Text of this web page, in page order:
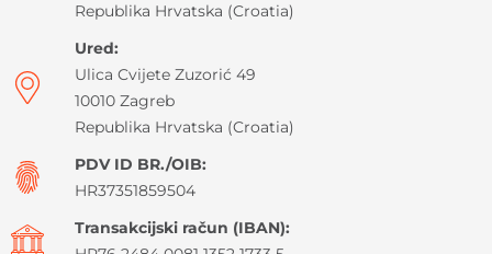
Republika Hrvatska (Croatia)
Ured:
Ulica Cvijete Zuzorić 49
10010 Zagreb
Republika Hrvatska (Croatia)
PDV ID BR./OIB:
HR37351859504
Transakcijski račun (IBAN):